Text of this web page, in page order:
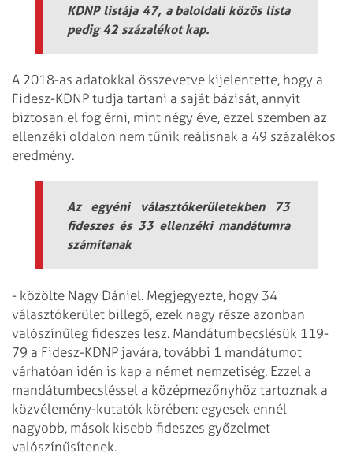
KDNP listája 47, a baloldali közös lista
pedig 42 százalékot kap.
A 2018-as adatokkal összevetve kijelentette, hogy a
Fidesz-KDNP tudja tartani a saját bázisát, annyit
biztosan el fog érni, mint négy éve, ezzel szemben az
ellenzéki oldalon nem tűnik reálisnak a 49 százalékos
eredmény.
Az egyéni választókerületekben 73
fideszes és 33 ellenzéki mandátumra
számítanak
- közölte Nagy Dániel. Megjegyezte, hogy 34
választókerület billegő, ezek nagy része azonban
valószínűleg fideszes lesz. Mandátumbecslésük 119-
79 a Fidesz-KDNP javára, további 1 mandátumot
várhatóan idén is kap a német nemzetiség. Ezzel a
mandátumbecsléssel a középmezőnyhöz tartoznak a
közvélemény-kutatók körében: egyesek ennél
nagyobb, mások kisebb fideszes győzelmet
valószínűsítenek.